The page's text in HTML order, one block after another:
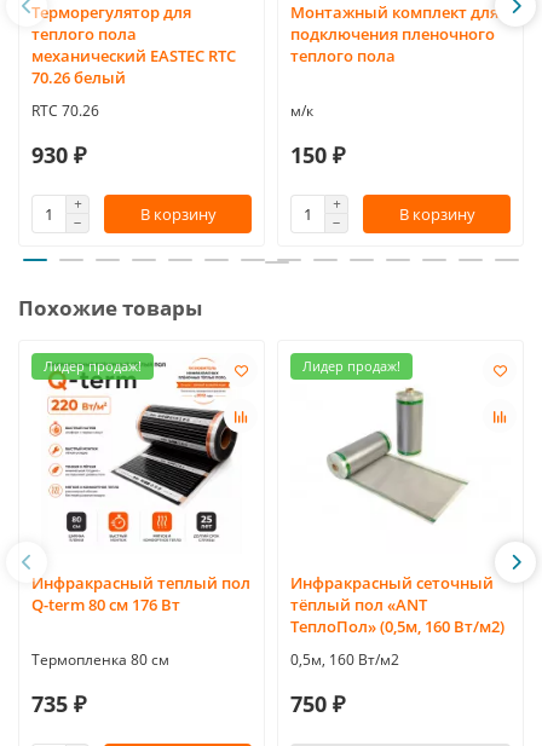
Терморегулятор для
теплого пола
механический EASTEC RTC
70.26 белый
RTC 70.26
930 ₽
В корзину
Монтажный комплект для
подключения пленочного
теплого пола
м/к
150 ₽
В корзину
Похожие товары
Лидер продаж!
Инфракрасный теплый пол
Q-term 80 см 176 Вт
Термопленка 80 см
735 ₽
Лидер продаж!
Инфракрасный сеточный
тёплый пол «ANT
ТеплоПол» (0,5м, 160 Вт/м2)
0,5м, 160 Вт/м2
750 ₽